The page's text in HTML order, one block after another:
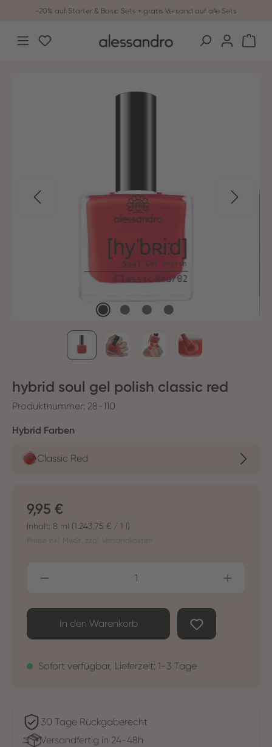
Zum Hauptinhalt springen
-20% auf Starter & Basic Sets + gratis Versand auf alle Sets
Du hast 0 Produkte auf dem Merkzettel
hybrid soul gel polish classic red
Produktnummer: 28-110
Hybrid Farben
Classic Red
Regulärer Preis:
9,95 €
Inhalt: 8 ml (1.243,75 € / 1 l)
Preise inkl. MwSt. zzgl. Versandkosten
Produkt Anzahl: Gib den gewünschten
In den Warenkorb
Sofort verfügbar, Lieferzeit: 1-3 Tage
30 Tage Rückgaberecht
Versandfertig in 24-48h